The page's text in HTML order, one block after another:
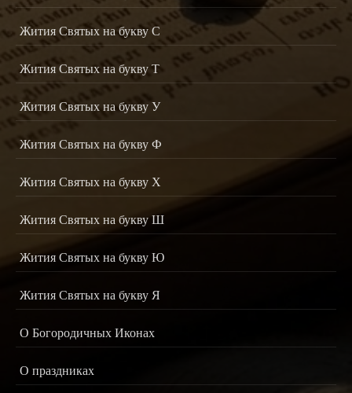
Жития Святых на букву С
Жития Святых на букву Т
Жития Святых на букву У
Жития Святых на букву Ф
Жития Святых на букву Х
Жития Святых на букву Ш
Жития Святых на букву Ю
Жития Святых на букву Я
О Богородичных Иконах
О праздниках